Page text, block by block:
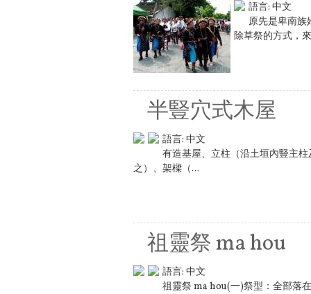
語言: 中文
原先是卑南族
除草祭的方式，
半豎穴式木屋
語言: 中文
有造基屋、立柱（沿土垣內豎主
之）、架樑（...
祖靈祭 ma hou
語言: 中文
祖靈祭 ma hou(一)祭型：全部落